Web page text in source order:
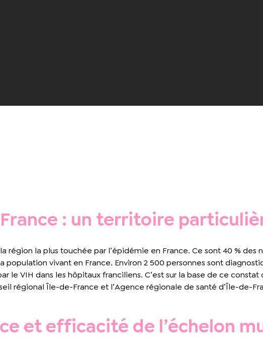
: un territoire
région la plus touchée par l’épidémie en France. Ce sont 40 %
population vivant en France. Environ 2 500 personnes sont
le VIH dans les hôpitaux franciliens. C’est sur la base de ce
régional Île-de-France et l’Agence régionale de santé d’Île-de-
et efficacité de l’échelon